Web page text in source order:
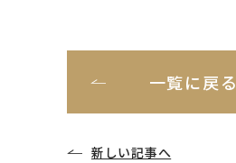
一覧に戻る
新しい記事へ